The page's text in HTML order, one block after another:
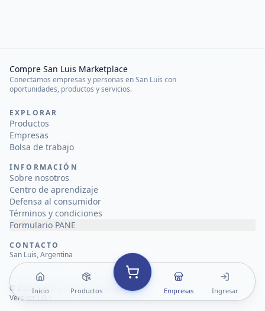
Inicio Productos Empresas Ingresar
Compre San Luis Marketplace
Conectamos empresas y personas en San Luis con
oportunidades, productos y servicios.
EXPLORAR
Productos
Empresas
Bolsa de trabajo
INFORMACIÓN
Sobre nosotros
Centro de aprendizaje
Defensa al consumidor
Términos y condiciones
Formulario PANE
CONTACTO
San Luis, Argentina
© 2026Compre San Luis Marketplace
Versión 1.0.1